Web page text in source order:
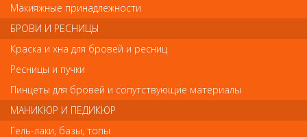
Имя
Код
Макияжные принадлежности
БРОВИ И РЕСНИЦЫ
Краска и хна для бровей и ресниц
Ресницы и пучки
Пинцеты для бровей и сопутствующие материалы
МАНИКЮР И ПЕДИКЮР
Гель-лаки, базы, топы